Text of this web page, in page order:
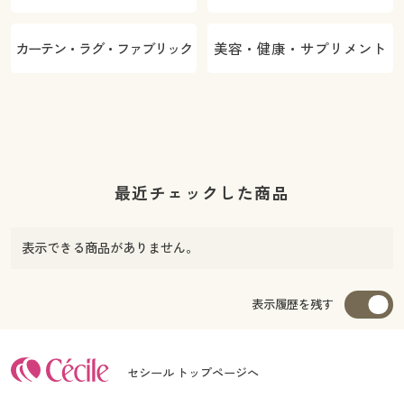
カーテン・ラグ・ファブリック 美容・健康・サプリメント
最近チェックした商品
表示できる商品がありません。
表示履歴を残す
セシール トップページへ